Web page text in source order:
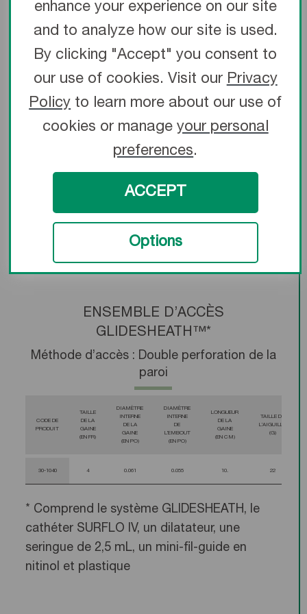
garder la lumière ouverte tout au long
de l’intervention
répondre à vos besoins en matière
d’accès radial
ENSEMBLE D’ACCÈS
GLIDESHEATH™*
Méthode d’accès : Double perforation de la
paroi
CODE DE
PRODUIT
TAILLE
DE LA
GAINE
(EN FR)
DIAMÈTRE
INTERNE
DE LA
GAINE
(EN PO)
DIAMÈTRE
INTERNE
DE
L’EMBOUT
(EN PO)
LONGUEUR
DE LA
GAINE
(EN CM)
TAILLE DE
L’AIGUILLE
(G)
30-1040 4 0.061 0.055 10. 22
* Comprend le système GLIDESHEATH, le
cathéter SURFLO IV, un dilatateur, une
seringue de 2,5 mL, un mini-fil-guide en
nitinol et plastique
enhance your experience on our site
and to analyze how our site is used.
By clicking "Accept" you consent to
our use of cookies. Visit our Privacy
Policy to learn more about our use of
cookies or manage your personal
preferences.
ACCEPT
Options